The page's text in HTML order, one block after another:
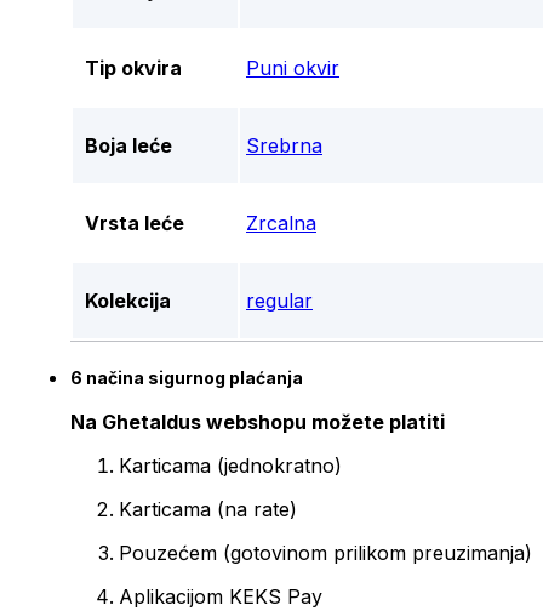
Tip okvira Puni okvir
Boja leće Srebrna
Vrsta leće Zrcalna
Kolekcija regular
6 načina sigurnog plaćanja
Na Ghetaldus webshopu možete platiti
Karticama (jednokratno)
Karticama (na rate)
Pouzećem (gotovinom prilikom preuzimanja)
Aplikacijom KEKS Pay